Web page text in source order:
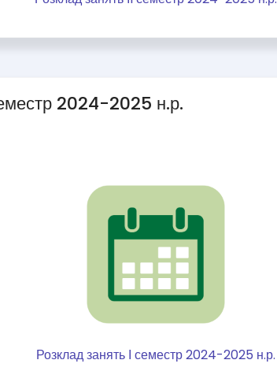
2024-2025 н.р.
Розклад занять І семестр 2024-2025 н.р.